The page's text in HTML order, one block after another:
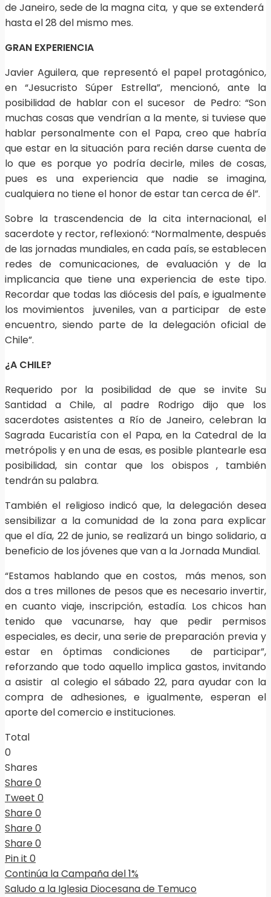
de Janeiro, sede de la magna cita, y que se extenderá
hasta el 28 del mismo mes.
GRAN EXPERIENCIA
Javier Aguilera, que representó el papel protagónico,
en “Jesucristo Súper Estrella”, mencionó, ante la
posibilidad de hablar con el sucesor de Pedro: “Son
muchas cosas que vendrían a la mente, si tuviese que
hablar personalmente con el Papa, creo que habría
que estar en la situación para recién darse cuenta de
lo que es porque yo podría decirle, miles de cosas,
pues es una experiencia que nadie se imagina,
cualquiera no tiene el honor de estar tan cerca de él”.
Sobre la trascendencia de la cita internacional, el
sacerdote y rector, reflexionó: “Normalmente, después
de las jornadas mundiales, en cada país, se establecen
redes de comunicaciones, de evaluación y de la
implicancia que tiene una experiencia de este tipo.
Recordar que todas las diócesis del país, e igualmente
los movimientos juveniles, van a participar de este
encuentro, siendo parte de la delegación oficial de
Chile”.
¿A CHILE?
Requerido por la posibilidad de que se invite Su
Santidad a Chile, al padre Rodrigo dijo que los
sacerdotes asistentes a Río de Janeiro, celebran la
Sagrada Eucaristía con el Papa, en la Catedral de la
metrópolis y en una de esas, es posible plantearle esa
posibilidad, sin contar que los obispos , también
tendrán su palabra.
También el religioso indicó que, la delegación desea
sensibilizar a la comunidad de la zona para explicar
que el día, 22 de junio, se realizará un bingo solidario, a
beneficio de los jóvenes que van a la Jornada Mundial.
“Estamos hablando que en costos, más menos, son
dos a tres millones de pesos que es necesario invertir,
en cuanto viaje, inscripción, estadía. Los chicos han
tenido que vacunarse, hay que pedir permisos
especiales, es decir, una serie de preparación previa y
estar en óptimas condiciones de participar”,
reforzando que todo aquello implica gastos, invitando
a asistir al colegio el sábado 22, para ayudar con la
compra de adhesiones, e igualmente, esperan el
aporte del comercio e instituciones.
Total
0
Shares
Share0
Tweet 0
Share0
Share0
Share0
Pin it 0
Continúa la Campaña del 1%
Saludo a la Iglesia Diocesana de Temuco